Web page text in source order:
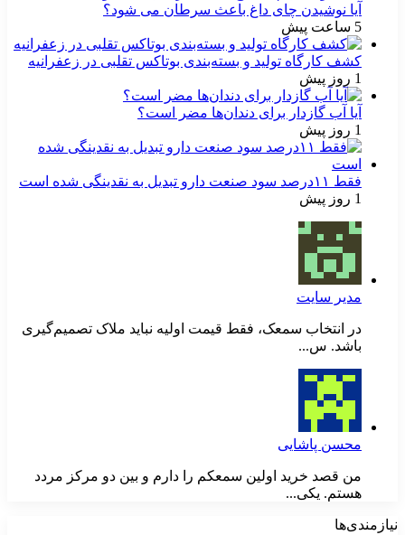
آیا نوشیدن چای داغ باعث سرطان می شود؟
5 ساعت پیش
کشف کارگاه تولید و بسته‌بندی بوتاکس تقلبی در زعفرانیه
1 روز پیش
آیا آب گازدار برای دندان‌ها مضر است؟
1 روز پیش
فقط ۱۱‌درصد سود صنعت دارو تبدیل به نقدینگی شده است
1 روز پیش
مدیر سایت
در انتخاب سمعک، فقط قیمت اولیه نباید ملاک تصمیم‌گیری
باشد. س...
محسن پاشایی
من قصد خرید اولین سمعکم را دارم و بین دو مرکز مردد
هستم. یکی...
نیازمندی‌ها